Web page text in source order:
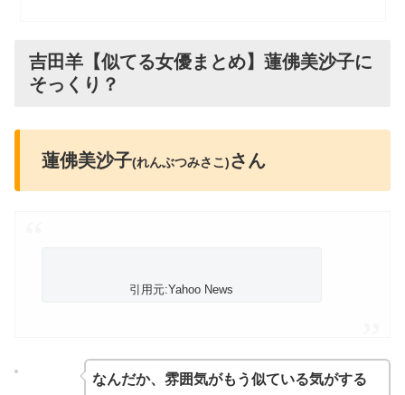
吉田羊【似てる女優まとめ】蓮佛美沙子に
そっくり？
蓮佛美沙子(れんぶつみさこ)さん
引用元:Yahoo News
なんだか、雰囲気がもう似ている気がする